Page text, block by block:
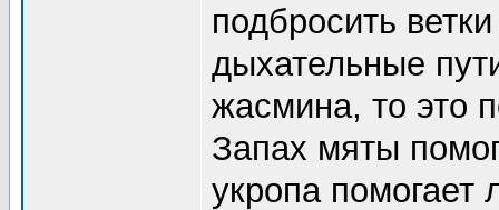
подбросить
дыхательные
жасмина, то это
Запах мяты
укропа помогает